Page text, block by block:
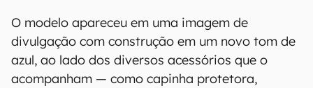
O modelo apareceu em uma imagem de
divulgação com construção em um novo tom de
azul, ao lado dos diversos acessórios que o
acompanham — como capinha protetora,